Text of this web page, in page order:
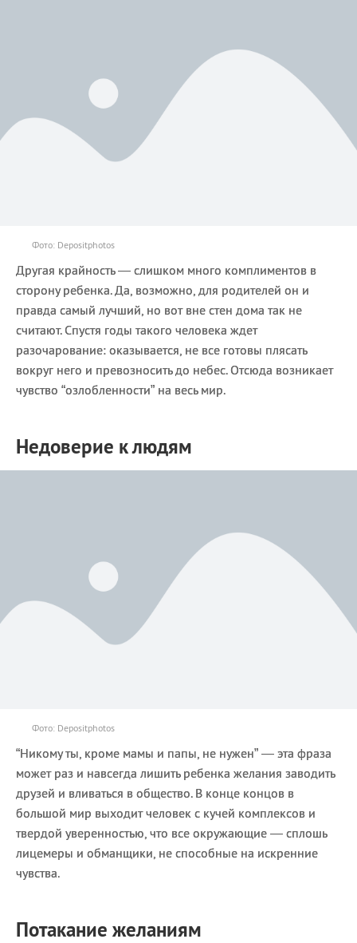
Фото: Depositphotos
Другая крайность — слишком много комплиментов в
сторону ребенка. Да, возможно, для родителей он и
правда самый лучший, но вот вне стен дома так не
считают. Спустя годы такого человека ждет
разочарование: оказывается, не все готовы плясать
вокруг него и превозносить до небес. Отсюда возникает
чувство “озлобленности” на весь мир.
Недоверие к людям
Фото: Depositphotos
“Никому ты, кроме мамы и папы, не нужен” — эта фраза
может раз и навсегда лишить ребенка желания заводить
друзей и вливаться в общество. В конце концов в
большой мир выходит человек с кучей комплексов и
твердой уверенностью, что все окружающие — сплошь
лицемеры и обманщики, не способные на искренние
чувства.
Потакание желаниям